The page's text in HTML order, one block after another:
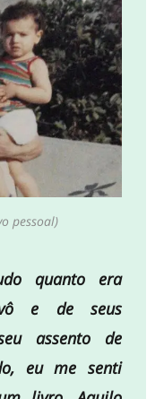
pessoal)
quanto era
e de seus
assento de
eu me senti